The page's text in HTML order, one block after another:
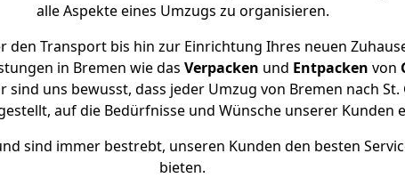
alle Aspekte eines Umzugs zu organisieren.
den Transport bis hin zur Einrichtung Ihres neuen
in Bremen wie das Verpacken und Entpacken von
sind uns bewusst, dass jeder Umzug von Bremen nach
auf die Bedürfnisse und Wünsche unserer Kunden
sind immer bestrebt, unseren Kunden den besten
bieten.